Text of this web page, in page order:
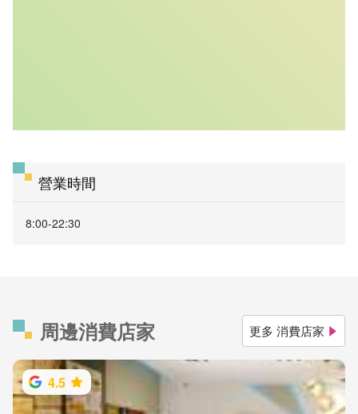
營業時間
8:00-22:30
周邊消費店家 更多 消費店家
4.5